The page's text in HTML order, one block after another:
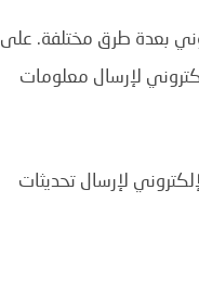
بعدة طرق مختلفة. على
لإرسال معلومات
لإرسال تحديثات